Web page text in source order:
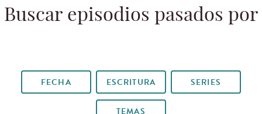
Buscar episodios pasados por
FECHA ESCRITURA SERIES
TEMAS